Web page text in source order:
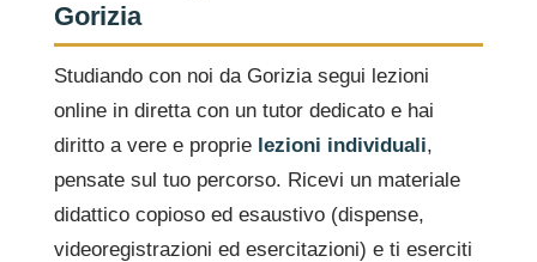
Gorizia
Studiando con noi da Gorizia segui lezioni
online in diretta con un tutor dedicato e hai
diritto a vere e proprie lezioni individuali,
pensate sul tuo percorso. Ricevi un materiale
didattico copioso ed esaustivo (dispense,
videoregistrazioni ed esercitazioni) e ti eserciti